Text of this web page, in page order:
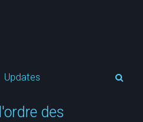
Updates
des